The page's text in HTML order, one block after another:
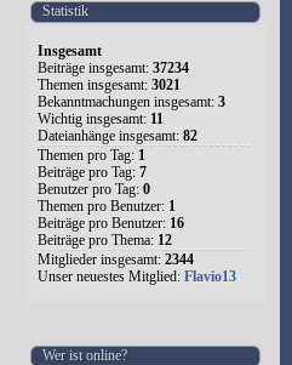
Statistik
Insgesamt
Beiträge insgesamt: 37234
Themen insgesamt: 3021
Bekanntmachungen insgesamt: 3
Wichtig insgesamt: 11
Dateianhänge insgesamt: 82
Themen pro Tag: 1
Beiträge pro Tag: 7
Benutzer pro Tag: 0
Themen pro Benutzer: 1
Beiträge pro Benutzer: 16
Beiträge pro Thema: 12
Mitglieder insgesamt: 2344
Unser neuestes Mitglied: Flavio13
Wer ist online?